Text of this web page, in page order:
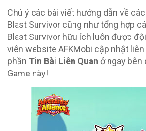
Chú ý các bài viết hướng dẫn về
Blast Survivor cũng như tổng hợp
Blast Survivor hữu ích luôn được
viên website AFKMobi cập nhật
phần Tin Bài Liên Quan ở ngay bên
Game này!